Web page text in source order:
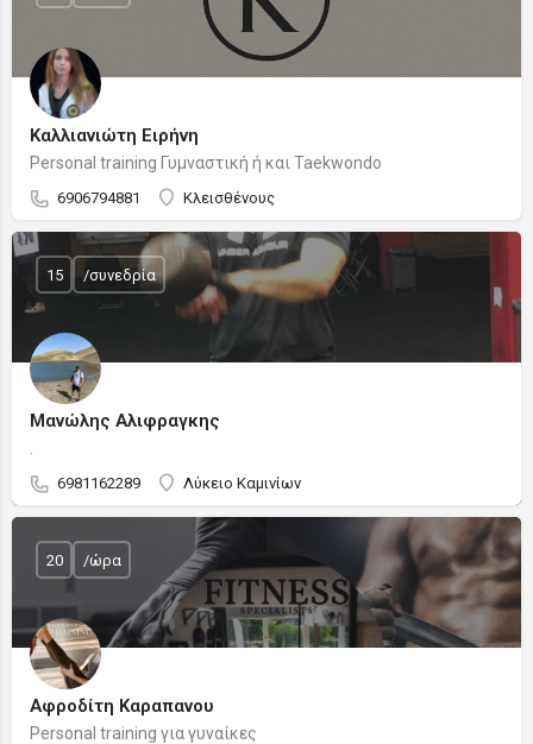
Καλλιανιώτη Ειρήνη
Personal training Γυμναστική ή και Taekwondo
6906794881 Κλεισθένους
Μανώλης Αλιφραγκης
6981162289 Λύκειο Καμινίων
15 /συνεδρία
Αφροδίτη Καραπανου
Personal training για γυναίκες
20 /ώρα